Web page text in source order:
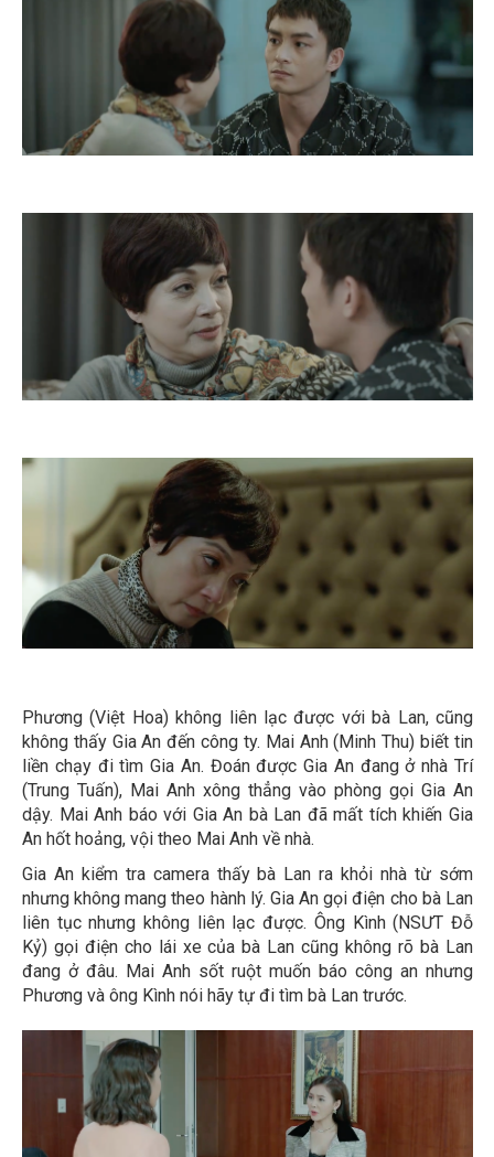
Phương (Việt Hoa) không liên lạc được với bà Lan, cũng
không thấy Gia An đến công ty. Mai Anh (Minh Thu) biết tin
liền chạy đi tìm Gia An. Đoán được Gia An đang ở nhà Trí
(Trung Tuấn), Mai Anh xông thẳng vào phòng gọi Gia An
dậy. Mai Anh báo với Gia An bà Lan đã mất tích khiến Gia
An hốt hoảng, vội theo Mai Anh về nhà.
Gia An kiểm tra camera thấy bà Lan ra khỏi nhà từ sớm
nhưng không mang theo hành lý. Gia An gọi điện cho bà Lan
liên tục nhưng không liên lạc được. Ông Kình (NSƯT Đỗ
Kỷ) gọi điện cho lái xe của bà Lan cũng không rõ bà Lan
đang ở đâu. Mai Anh sốt ruột muốn báo công an nhưng
Phương và ông Kình nói hãy tự đi tìm bà Lan trước.